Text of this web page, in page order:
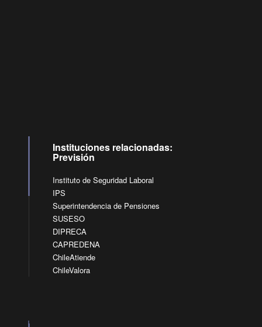
Instituciones relacionadas:
Previsión
Instituto de Seguridad Laboral
IPS
Superintendencia de Pensiones
SUSESO
DIPRECA
CAPREDENA
ChileAtiende
ChileValora